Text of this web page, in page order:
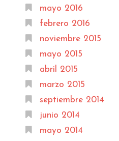
mayo 2016
febrero 2016
noviembre 2015
mayo 2015
abril 2015
marzo 2015
septiembre 2014
junio 2014
mayo 2014